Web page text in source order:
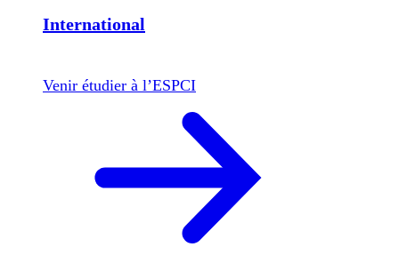
International
Venir étudier à l’ESPCI